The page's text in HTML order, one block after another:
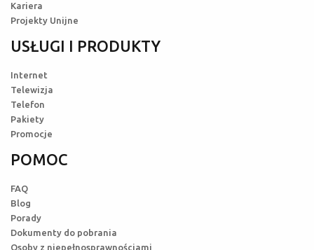
Kariera
Projekty Unijne
USŁUGI I PRODUKTY
Internet
Telewizja
Telefon
Pakiety
Promocje
POMOC
FAQ
Blog
Porady
Dokumenty do pobrania
Osoby z niepełnosprawnościami